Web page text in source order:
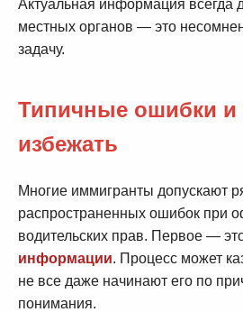
Актуальная информация всегда
местных органов — это
задачу.
Типичные ошибки и
избежать
Многие иммигранты допускают
распространенных ошибок при
водительских прав. Первое —
информации. Процесс может
не все даже начинают его по
понимания.